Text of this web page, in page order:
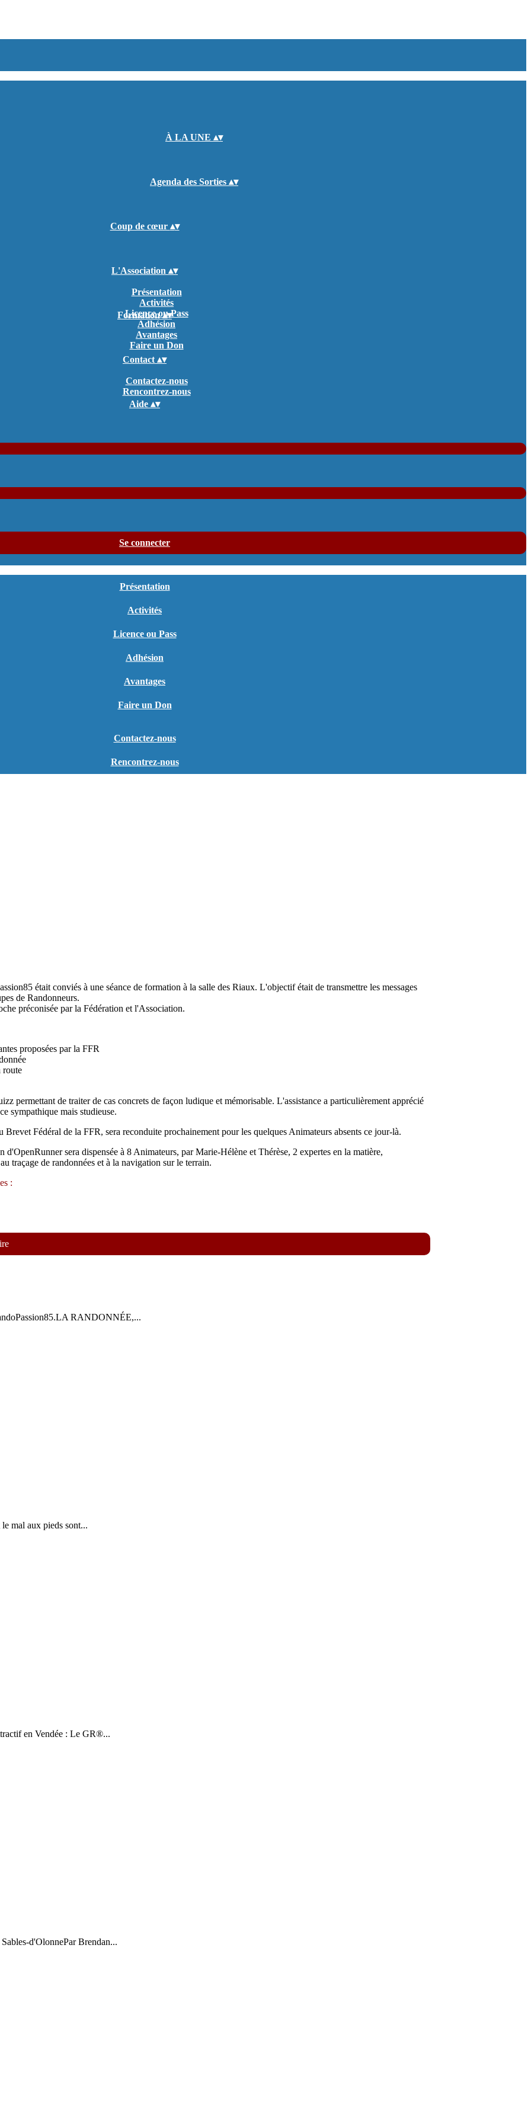
À LA UNE ▴▾
Agenda des Sorties ▴▾
Coup de cœur ▴▾
L'Association ▴▾
Présentation
Activités
Licence ou Pass
Adhésion
Avantages
Faire un Don
Formation▴▾
Contact ▴▾
Contactez-nous
Rencontrez-nous
Aide ▴▾
Se connecter
Présentation
Activités
Licence ou Pass
Adhésion
Avantages
Faire un Don
Contactez-nous
Rencontrez-nous
était conviés à une séance de formation à la salle des Riaux. L'objectif était de transmettre les messages
de Randonneurs.
préconisée par la Fédération et l'Association.
proposées par la FFR
route
permettant de traiter de cas concrets de façon ludique et mémorisable. L'assistance a particulièrement apprécié
sympathique mais studieuse.
Fédéral de la FFR, sera reconduite prochainement pour les quelques Animateurs absents ce jour-là.
sera dispensée à 8 Animateurs, par Marie-Hélène et Thérèse, 2 expertes en la matière,
traçage de randonnées et à la navigation sur le terrain.
:
RANDONNÉE,...
mal aux pieds sont...
en Vendée : Le GR®...
d'OlonnePar Brendan...